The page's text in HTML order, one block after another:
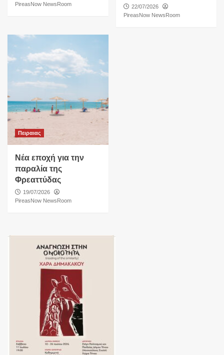
PireasNow NewsRoom
22/07/2026
PireasNow NewsRoom
Πειραιας
Νέα εποχή για την
παραλία της
Φρεαττύδας
19/07/2026
PireasNow NewsRoom